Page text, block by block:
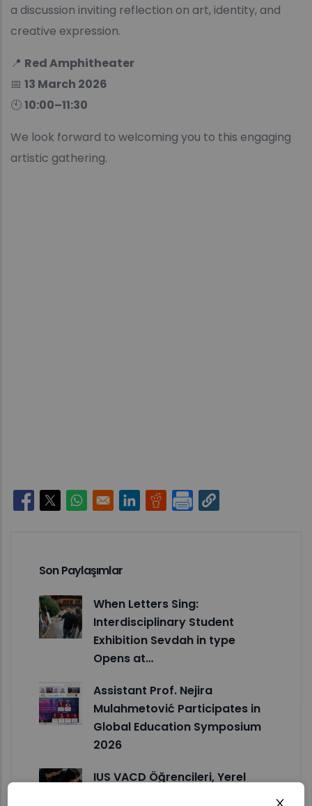
a discussion inviting reflection on art, identity, and
creative expression.
📍 Red Amphitheater
📅 13 March 2026
🕙10:00–11:30
We look forward to welcoming you to this engaging
artistic gathering.
Opens in a new window
Opens in a new window
Opens in a new window
Opens in a new window
Opens in a new window
Son Paylaşımlar
When Letters Sing:
Interdisciplinary Student
Exhibition Sevdah in type
Opens at…
Assistant Prof. Nejira
Mulahmetović Participates in
Global Education Symposium
2026
IUS VACD Öğrencileri, Yerel